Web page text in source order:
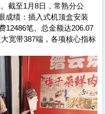
截至1月8日，常熟分公
成绩：插入式机顶盒安装
12486笔、总金额达206.07
宽带387端，各项核心指标